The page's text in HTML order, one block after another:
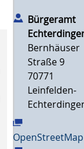
Bürgeramt
Bernhäuser
Straße 9
70771
Leinfelden-
OpenStreetMap